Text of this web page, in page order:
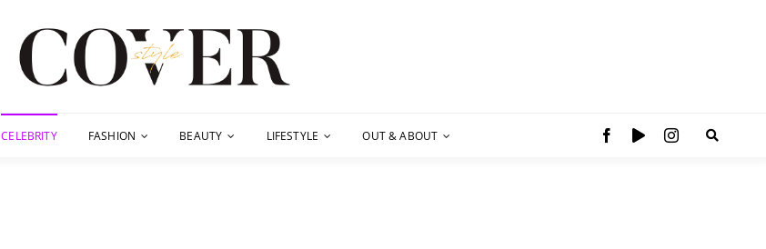
CELEBRITY FASHION BEAUTY LIFESTYLE OUT & ABOUT